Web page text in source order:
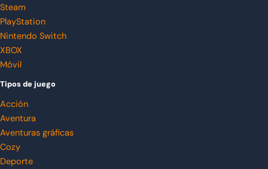
Steam
PlayStation
Nintendo Switch
XBOX
Móvil
Tipos de juego
Acción
Aventura
Aventuras gráficas
Cozy
Deporte